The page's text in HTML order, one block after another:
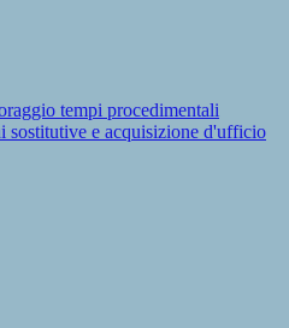
tempi procedimentali
sostitutive e acquisizione d'ufficio